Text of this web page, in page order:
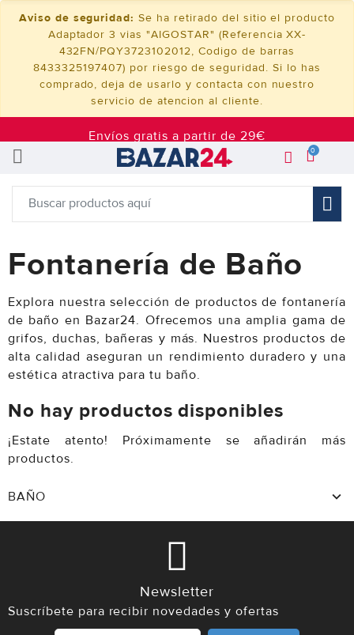
Aviso de seguridad: Se ha retirado del sitio el producto
Adaptador 3 vias "AIGOSTAR" (Referencia XX-
432FN/PQY3723102012, Codigo de barras
8433325197407) por riesgo de seguridad. Si lo has
comprado, deja de usarlo y contacta con nuestro
servicio de atencion al cliente.
Envíos gratis a partir de 29€
0
BAÑO
Fontanería de Baño
Explora nuestra selección de productos de fontanería
de baño en Bazar24. Ofrecemos una amplia gama de
grifos, duchas, bañeras y más. Nuestros productos de
alta calidad aseguran un rendimiento duradero y una
estética atractiva para tu baño.
No hay productos disponibles
¡Estate atento! Próximamente se añadirán más
productos.
Newsletter
Suscríbete para recibir novedades y ofertas